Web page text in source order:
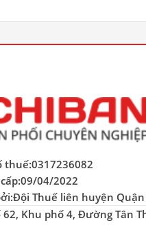
thuế:0317236082
09/04/2022
Đội Thuế liên huyện Quận
62, Khu phố 4, Đường Tân